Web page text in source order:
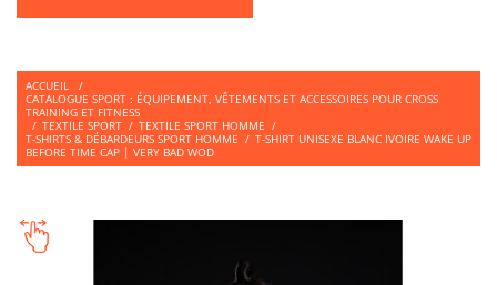
ACCUEIL
/
CATALOGUE SPORT : ÉQUIPEMENT, VÊTEMENTS ET ACCESSOIRES POUR CROSS
TRAINING ET FITNESS
/ TEXTILE SPORT / TEXTILE SPORT HOMME /
T-SHIRTS & DÉBARDEURS SPORT HOMME / T-SHIRT UNISEXE BLANC IVOIRE WAKE UP
BEFORE TIME CAP | VERY BAD WOD